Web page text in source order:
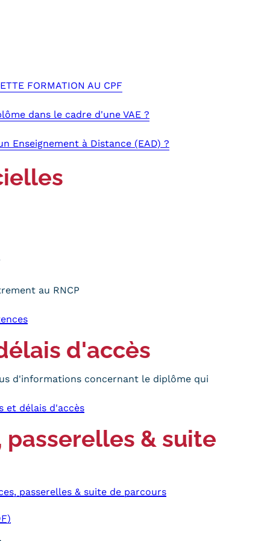
FORMATION AU CPF
dans le cadre d'une VAE ?
Enseignement à Distance (EAD) ?
au RNCP
d'accès
d'informations concernant le diplôme qui
et délais d'accès
passerelles & suite
passerelles & suite de parcours